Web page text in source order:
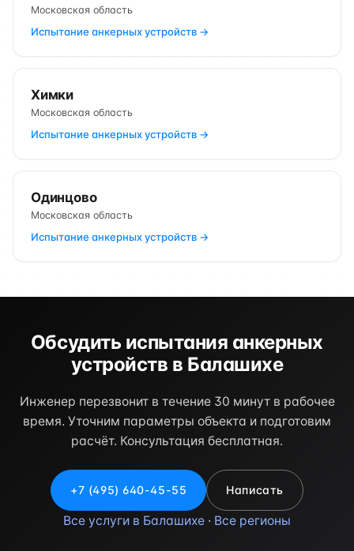
Московская область
Испытание анкерных устройств →
Химки
Московская область
Испытание анкерных устройств →
Одинцово
Московская область
Испытание анкерных устройств →
Обсудить испытания анкерных
устройств в Балашихе
Инженер перезвонит в течение 30 минут в рабочее
время. Уточним параметры объекта и подготовим
расчёт. Консультация бесплатная.
+7 (495) 640-45-55 Написать
Все услуги в Балашихе · Все регионы